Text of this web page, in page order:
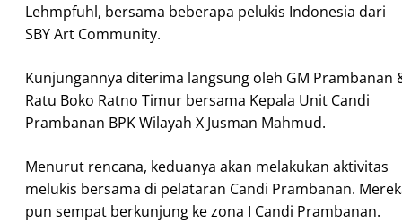
Lehmpfuhl, bersama beberapa pelukis Indonesia dari
SBY Art Community.
Kunjungannya diterima langsung oleh GM Prambanan
Ratu Boko Ratno Timur bersama Kepala Unit Candi
Prambanan BPK Wilayah X Jusman Mahmud.
Menurut rencana, keduanya akan melakukan aktivitas
melukis bersama di pelataran Candi Prambanan.
pun sempat berkunjung ke zona I Candi Prambanan.